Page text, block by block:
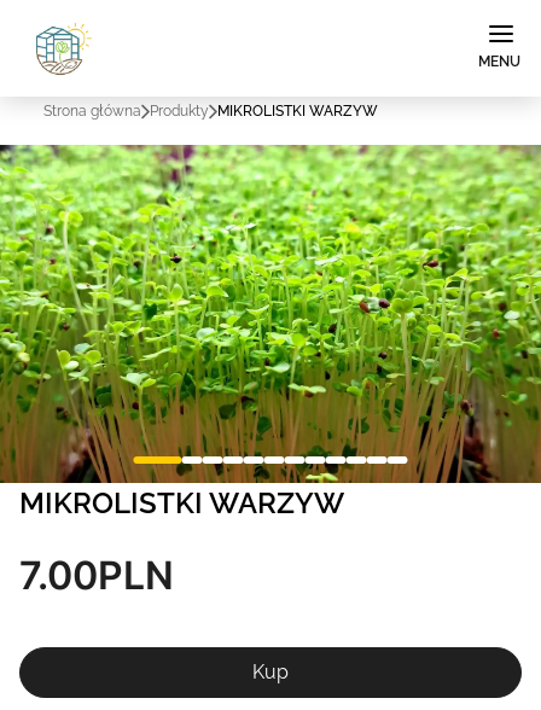
MENU
Strona główna Produkty MIKROLISTKI WARZYW
MIKROLISTKI WARZYW
7.00PLN
Kup